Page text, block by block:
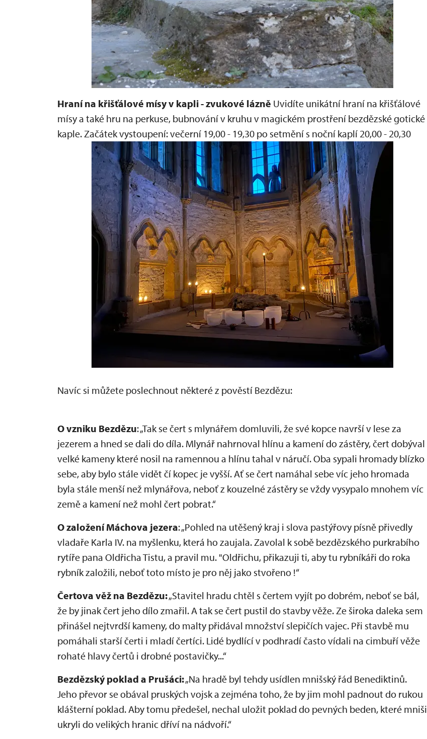
Hraní na křišťálové mísy v kapli - zvukové lázně Uvidíte unikátní hraní na křišťálové
mísy a také hru na perkuse, bubnování v kruhu v magickém prostření bezdězské gotické
kaple.Začátek vystoupení:večerní 19,00 - 19,30 po setmění s noční kaplí 20,00 - 20,30
Navíc si můžete poslechnout některé z pověstí Bezdězu:
O vzniku Bezdězu: „Tak se čert s mlynářem domluvili, že své kopce navrší v lese za
jezerem a hned se dali do díla. Mlynář nahrnoval hlínu a kamení do zástěry, čert dobýval
velké kameny které nosil na ramennou a hlínu tahal v náručí. Oba sypali hromady blízko
sebe, aby bylo stále vidět čí kopec je vyšší. Ať se čert namáhal sebe víc jeho hromada
byla stále menší než mlynářova, neboť z kouzelné zástěry se vždy vysypalo mnohem víc
země a kamení než mohl čert pobrat.“
O založení Máchova jezera: „Pohled na utěšený kraj i slova pastýřovy písně přivedly
vladaře Karla IV. na myšlenku, která ho zaujala. Zavolal k sobě bezdězského purkrabího
rytíře pana Oldřicha Tistu, a pravil mu. "Oldřichu, přikazuji ti, aby tu rybníkáři do roka
rybník založili, neboť toto místo je pro něj jako stvořeno !“
Čertova věž na Bezdězu:„Stavitel hradu chtěl s čertem vyjít po dobrém, neboť se bál,
že by jinak čert jeho dílo zmařil. A tak se čert pustil do stavby věže. Ze široka daleka sem
přinášel nejtvrdší kameny, do malty přidával množství slepičích vajec. Při stavbě mu
pomáhali starší čerti i mladí čertíci. Lidé bydlící v podhradí často vídali na cimbuří věže
rohaté hlavy čertů i drobné postavičky...“
Bezdězský poklad a Prušáci:„Na hradě byl tehdy usídlen mnišský řád Benediktinů.
Jeho převor se obával pruských vojsk a zejména toho, že by jim mohl padnout do rukou
klášterní poklad. Aby tomu předešel, nechal uložit poklad do pevných beden, které mniši
ukryli do velikých hranic dříví na nádvoří.“